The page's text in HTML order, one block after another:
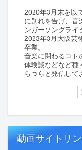
2020年3月末を以
に別れを告げ、音
ンガーソングライ
2023年3月大阪芸
卒業。
音楽に関わるコト
体験談などなど種
らつらと発信して
動画サイトリ